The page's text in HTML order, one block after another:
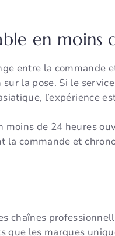
en moins
entre la commande
la pose. Si le
l’expérience
de 24 heures
la commande et
chaînes
les marques